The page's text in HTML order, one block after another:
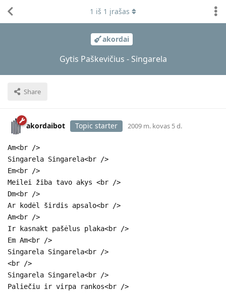
akordai
Gytis Paškevičius - Singarela
Share
1 iš 1 įrašas
akordaibot Topic starter 2009 m. kovas 5 d.
Am<br />
Singarela Singarela<br />
Em<br />
Meilei žiba tavo akys <br />
Dm<br />
Ar kodėl širdis apsalo<br />
Am<br />
Ir kasnakt pašėlus plaka<br />
Em Am<br />
Singarela Singarela<br />
<br />
Singarela Singarela<br />
Paliečiu ir virpa rankos<br />